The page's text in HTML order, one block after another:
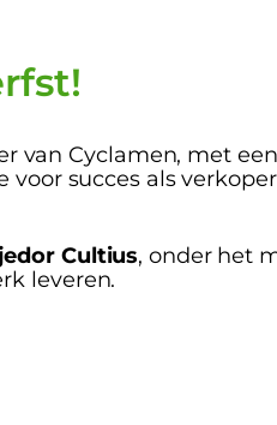
van Cyclamen, met
succes als
Cultius, onder het
leveren.